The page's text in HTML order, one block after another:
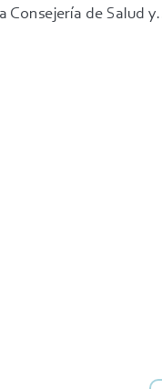
Consejería de Salud